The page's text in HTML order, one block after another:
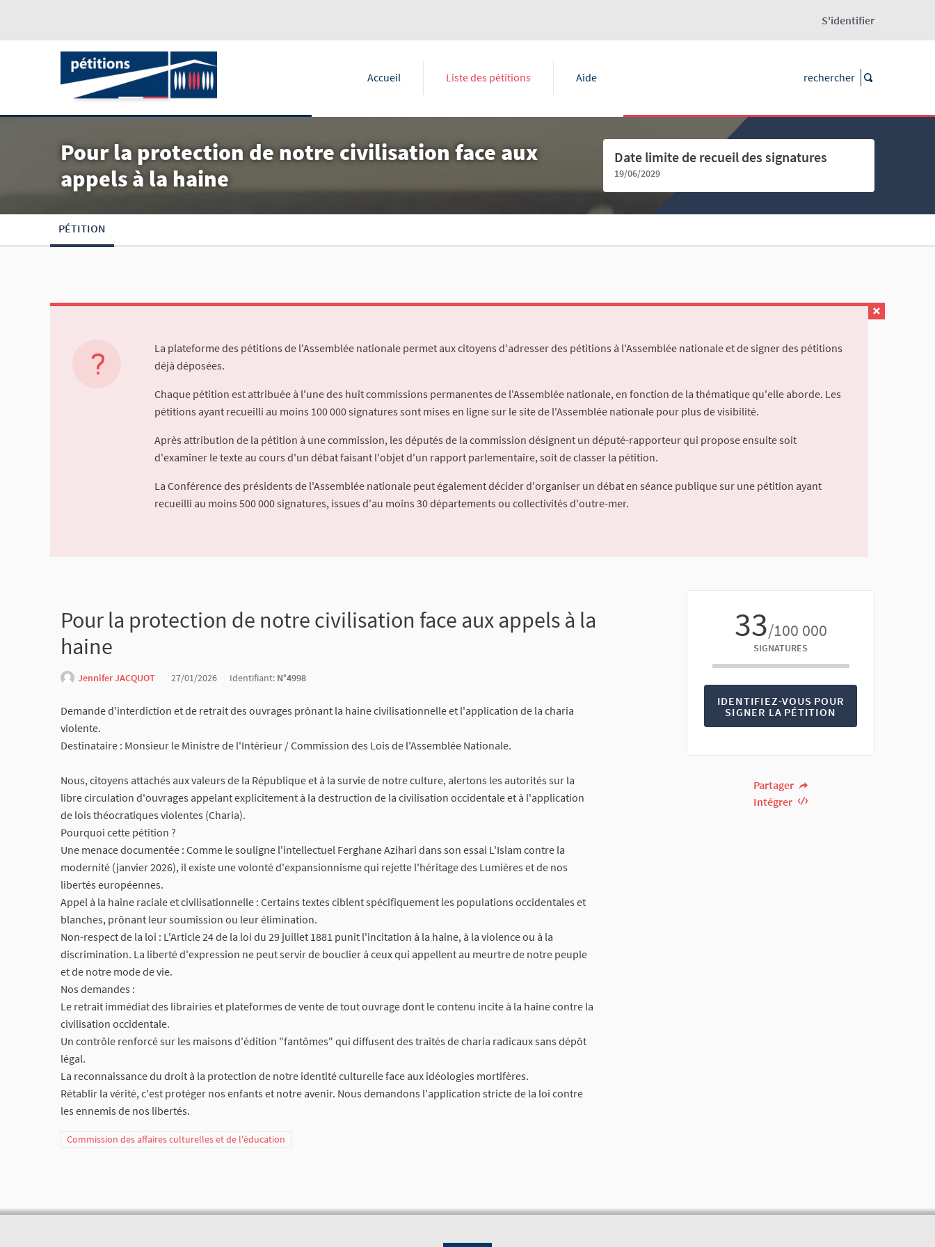
S'identifier
Accueil Liste des pétitions Aide
Pour la protection de notre civilisation face aux
appels à la haine
Date limite de recueil des signatures
19/06/2029
PÉTITION
La plateforme des pétitions de l'Assemblée nationale permet aux citoyens d'adresser des pétitions à l'Assemblée nationale et de signer des pétitions
déjà déposées.
Chaque pétition est attribuée à l'une des huit commissions permanentes de l'Assemblée nationale, en fonction de la thématique qu'elle aborde. Les
pétitions ayant recueilli au moins 100 000 signatures sont mises en ligne sur le site de l'Assemblée nationale pour plus de visibilité.
Après attribution de la pétition à une commission, les députés de la commission désignent un député-rapporteur qui propose ensuite soit
d'examiner le texte au cours d'un débat faisant l'objet d'un rapport parlementaire, soit de classer la pétition.
La Conférence des présidents de l'Assemblée nationale peut également décider d'organiser un débat en séance publique sur une pétition ayant
recueilli au moins 500 000 signatures, issues d'au moins 30 départements ou collectivités d'outre-mer.
33/100 000
SIGNATURES
IDENTIFIEZ-VOUS POUR
SIGNER LA PÉTITION
Partager
Intégrer
Pour la protection de notre civilisation face aux appels à la
haine
Jennifer JACQUOT 27/01/2026 Identifiant: N°4998
Demande d'interdiction et de retrait des ouvrages prônant la haine civilisationnelle et l'application de la charia
violente.
​Destinataire : Monsieur le Ministre de l'Intérieur / Commission des Lois de l'Assemblée Nationale.
​Nous, citoyens attachés aux valeurs de la République et à la survie de notre culture, alertons les autorités sur la
libre circulation d'ouvrages appelant explicitement à la destruction de la civilisation occidentale et à l'application
de lois théocratiques violentes (Charia).
​Pourquoi cette pétition ?
​Une menace documentée : Comme le souligne l'intellectuel Ferghane Azihari dans son essai L'Islam contre la
modernité (janvier 2026), il existe une volonté d'expansionnisme qui rejette l'héritage des Lumières et de nos
libertés européennes.
​Appel à la haine raciale et civilisationnelle : Certains textes ciblent spécifiquement les populations occidentales et
blanches, prônant leur soumission ou leur élimination.
​Non-respect de la loi : L'Article 24 de la loi du 29 juillet 1881 punit l'incitation à la haine, à la violence ou à la
discrimination. La liberté d'expression ne peut servir de bouclier à ceux qui appellent au meurtre de notre peuple
et de notre mode de vie.
​Nos demandes :
​Le retrait immédiat des librairies et plateformes de vente de tout ouvrage dont le contenu incite à la haine contre la
civilisation occidentale.
​Un contrôle renforcé sur les maisons d'édition "fantômes" qui diffusent des traités de charia radicaux sans dépôt
légal.
​La reconnaissance du droit à la protection de notre identité culturelle face aux idéologies mortifères.
​Rétablir la vérité, c'est protéger nos enfants et notre avenir. Nous demandons l'application stricte de la loi contre
les ennemis de nos libertés.
Commission des affaires culturelles et de l'éducation